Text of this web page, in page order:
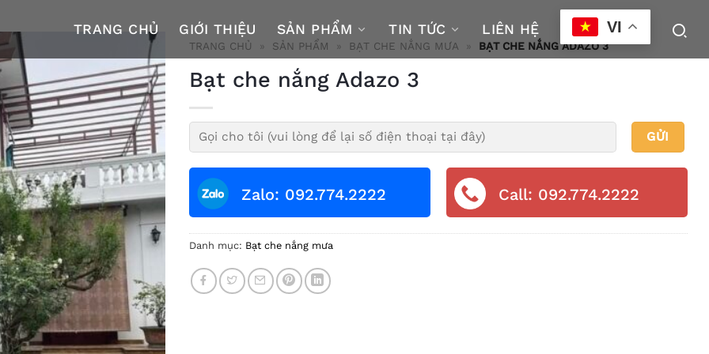
TRANG CHỦ GIỚI THIỆU SẢN PHẨM TIN TỨC LIÊN HỆ VI
TRANG CHỦ » SẢN PHẨM » BẠT CHE NẮNG MƯA » BẠT CHE NẮNG ADAZO 3
Bạt che nắng Adazo 3
Zalo: 092.774.2222 Call: 092.774.2222
Danh mục: Bạt che nắng mưa